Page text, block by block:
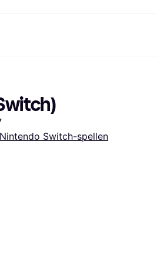
Nintendo Switch-spellen